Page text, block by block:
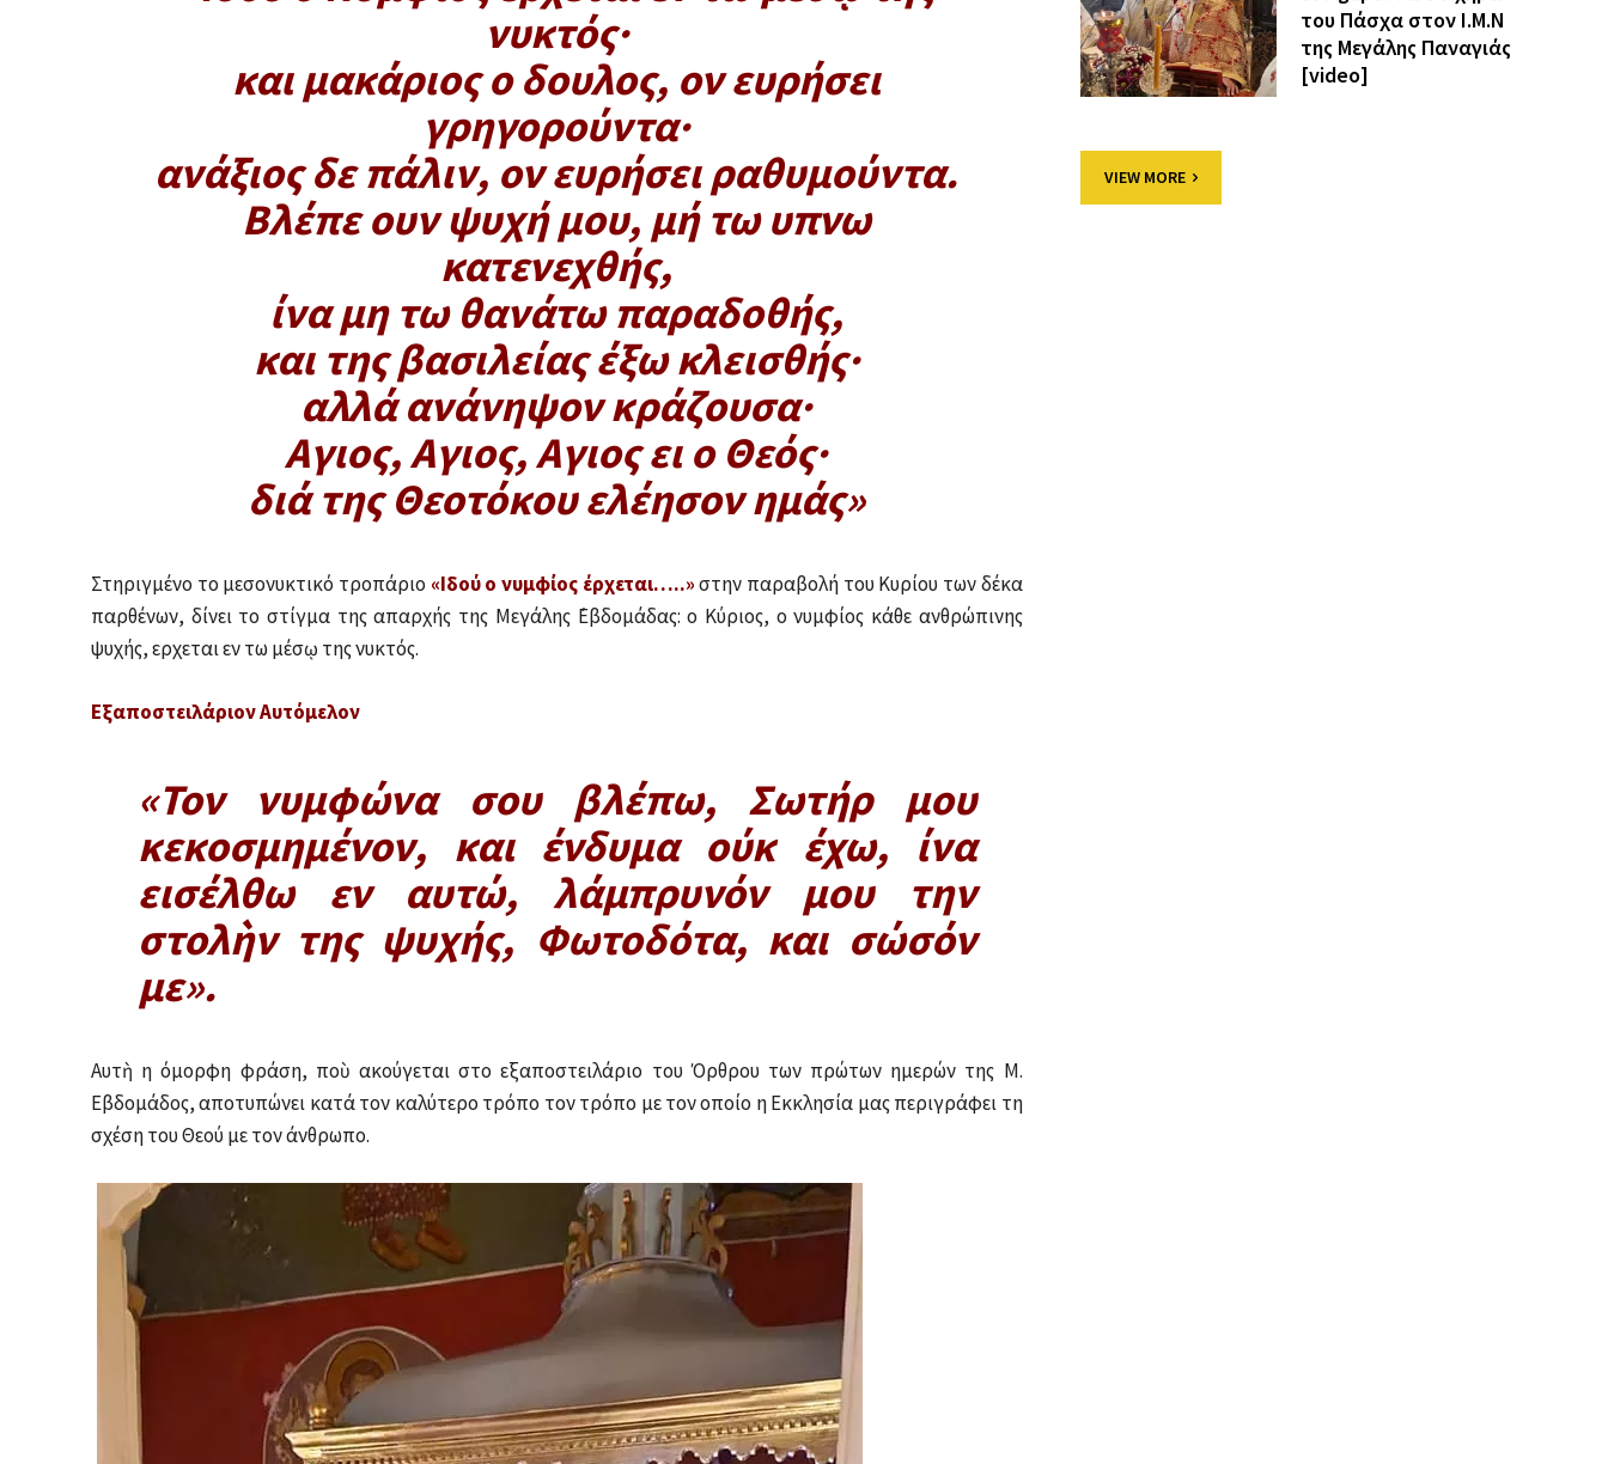
νυκτός·
και μακάριος ο δουλος, ον ευρήσει
γρηγορούντα·
ανάξιος δε πάλιν, ον ευρήσει ραθυμούντα.
Βλέπε ουν ψυχή μου, μή τω υπνω
κατενεχθής,
ίνα μη τω θανάτω παραδοθής,
και της βασιλείας έξω κλεισθής·
αλλά ανάνηψον κράζουσα·
Αγιος, Αγιος, Αγιος ει ο Θεός·
διά της Θεοτόκου ελέησον ημάς»
Στηριγμένο το μεσονυκτικό τροπάριο «Ιδού ο νυμφίος έρχεται…..»στην παραβολή του Κυρίου των δέκα
παρθένων, δίνει το στίγμα της απαρχής της Μεγάλης ῾Εβδομάδας: ο Κύριος, ο νυμφίος κάθε ανθρώπινης
ψυχής, ερχεται εν τω μέσῳ της νυκτός.
Εξαποστειλάριον Αυτόμελον
«Τον νυμφώνα σου βλέπω, Σωτήρ μου
κεκοσμημένον, και ένδυμα ούκ έχω, ίνα
εισέλθω εν αυτώ, λάμπρυνόν μου την
στολὴν της ψυχής, Φωτοδότα, και σώσόν
με».
Αυτὴ η όμορφη φράση, ποὺ ακούγεται στο εξαποστειλάριο του Όρθρου των πρώτων ημερών της Μ.
Εβδομάδος, αποτυπώνει κατά τον καλύτερο τρόπο τον τρόπο με τον οποίο η Εκκλησία μας περιγράφει τη
σχέση του Θεού με τον άνθρωπο.
του Πάσχα στον Ι.Μ.Ν
της Μεγάλης Παναγιάς
[video]
VIEW MORE